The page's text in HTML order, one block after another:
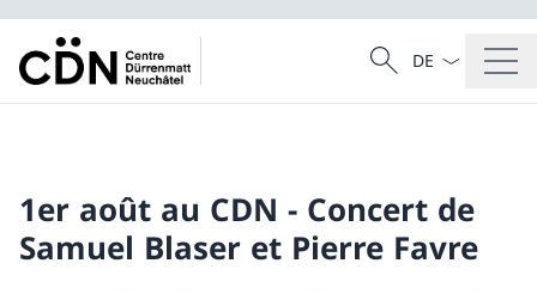
Cercare
Ricerca
Dal menu a
1er août au CDN - Concert de
Samuel Blaser et Pierre Favre